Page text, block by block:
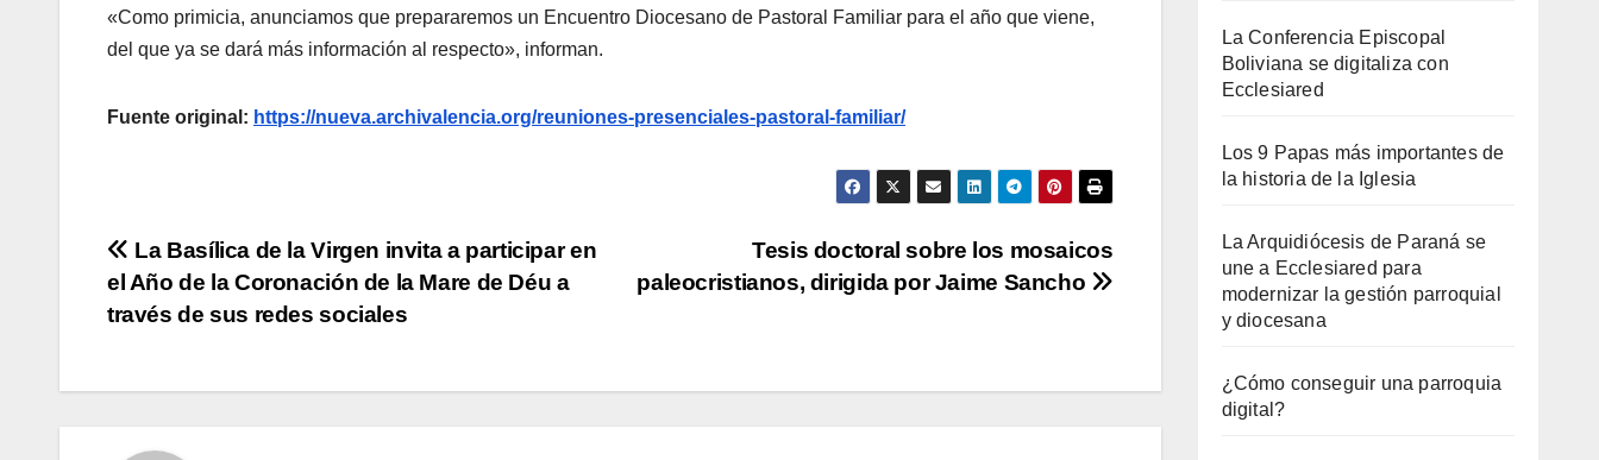
«Como primicia, anunciamos que prepararemos un Encuentro Diocesano de Pastoral Familiar para el año que viene,
del que ya se dará más información al respecto», informan.
Fuente original: https://nueva.archivalencia.org/reuniones-presenciales-pastoral-familiar/
Navegación
de
Tesis doctoral sobre los mosaicos
paleocristianos, dirigida por Jaime Sancho
La Basílica de la Virgen invita a participar en
el Año de la Coronación de la Mare de Déu a
través de sus redes sociales
La Conferencia Episcopal
Boliviana se digitaliza con
Ecclesiared
Los 9 Papas más importantes de
la historia de la Iglesia
La Arquidiócesis de Paraná se
une a Ecclesiared para
modernizar la gestión parroquial
y diocesana
¿Cómo conseguir una parroquia
digital?